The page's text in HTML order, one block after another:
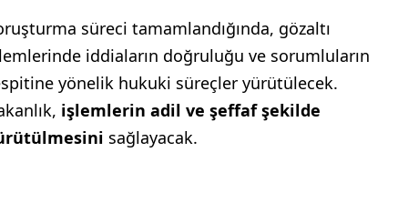
süreci tamamlandığında, gözaltı
iddiaların doğruluğu ve sorumluların
yönelik hukuki süreçler yürütülecek.
işlemlerin adil ve şeffaf şekilde
sağlayacak.